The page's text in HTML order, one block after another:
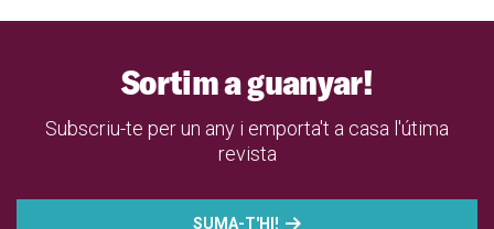
Sortim a guanyar!
Subscriu-te per un any i emporta't a casa l'útima
revista
SUMA-T'HI!